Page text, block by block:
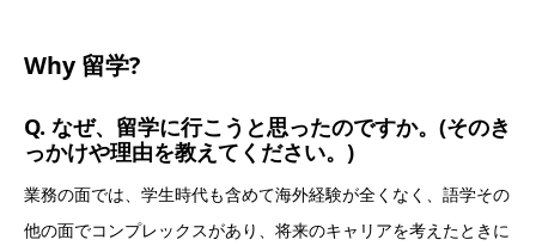
Why 留学?
Q. なぜ、留学に行こうと思ったのですか。(そのき
っかけや理由を教えてください。)
業務の面では、学生時代も含めて海外経験が全くなく、語学その
他の面でコンプレックスがあり、将来のキャリアを考えたときに